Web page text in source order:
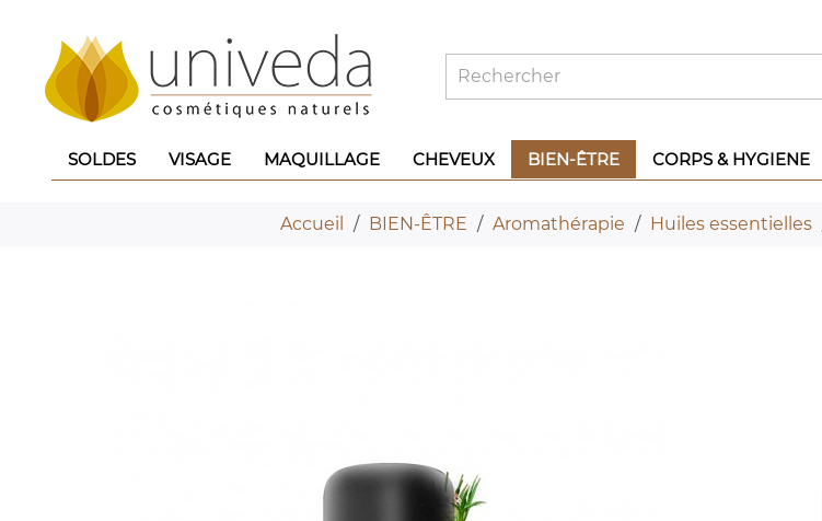
SOLDES VISAGE MAQUILLAGE CHEVEUX BIEN-ÊTRE CORPS & HYGIENE
Accueil BIEN-ÊTRE Aromathérapie Huiles essentielles